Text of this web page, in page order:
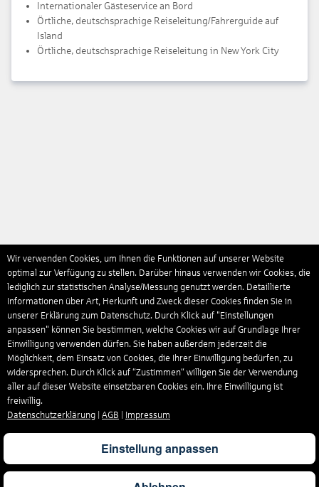
Internationaler Gästeservice an Bord
Örtliche, deutschsprachige Reiseleitung/Fahrerguide auf
Island
Örtliche, deutschsprachige Reiseleitung in New York City
Wir verwenden Cookies, um Ihnen die Funktionen auf unserer Website
optimal zur Verfügung zu stellen. Darüber hinaus verwenden wir Cookies, die
lediglich zur statistischen Analyse/Messung genutzt werden. Detaillierte
Informationen über Art, Herkunft und Zweck dieser Cookies finden Sie in
unserer Erklärung zum Datenschutz. Durch Klick auf "Einstellungen
anpassen" können Sie bestimmen, welche Cookies wir auf Grundlage Ihrer
Einwilligung verwenden dürfen. Sie haben außerdem jederzeit die
Möglichkeit, dem Einsatz von Cookies, die Ihrer Einwilligung bedürfen, zu
widersprechen. Durch Klick auf “Zustimmen“ willigen Sie der Verwendung
aller auf dieser Website einsetzbaren Cookies ein. Ihre Einwilligung ist
freiwillig.
Datenschutzerklärung
AGB Impressum
Einstellung anpassen